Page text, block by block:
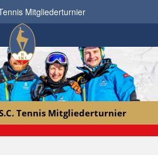
Mitgliederturnier
Tennis Mitgliederturnier